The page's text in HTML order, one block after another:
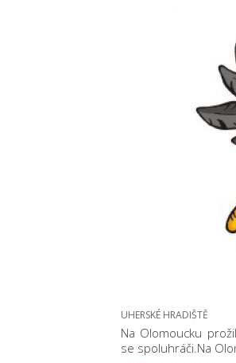
UHERSKÉ HRADIŠTĚ
Na Olomoucku
se spoluhráči.Na